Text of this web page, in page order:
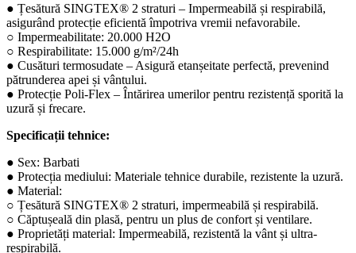
● Țesătură SINGTEX® 2 straturi – Impermeabilă și respirabilă,
asigurând protecție eficientă împotriva vremii nefavorabile.
○ Impermeabilitate: 20.000 H2O
○ Respirabilitate: 15.000 g/m²/24h
● Cusături termosudate – Asigură etanșeitate perfectă, prevenind
pătrunderea apei și vântului.
● Protecție Poli-Flex – Întărirea umerilor pentru rezistență sporită la
uzură și frecare.
Specificații tehnice:
● Sex: Barbati
● Protecția mediului: Materiale tehnice durabile, rezistente la uzură.
● Material:
○ Țesătură SINGTEX® 2 straturi, impermeabilă și respirabilă.
○ Căptușeală din plasă, pentru un plus de confort și ventilare.
● Proprietăți material: Impermeabilă, rezistentă la vânt și ultra-
respirabilă.